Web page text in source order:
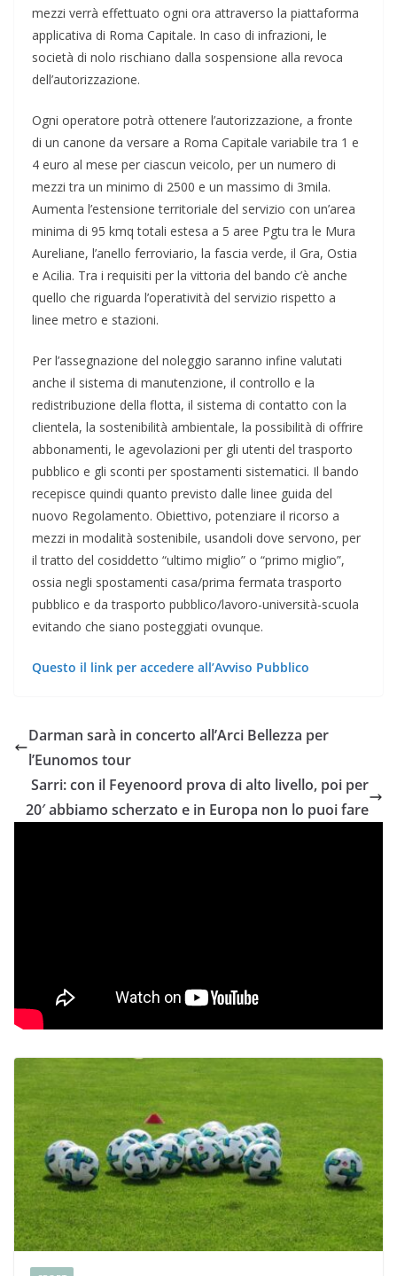
mezzi verrà effettuato ogni ora attraverso la piattaforma
applicativa di Roma Capitale. In caso di infrazioni, le
società di nolo rischiano dalla sospensione alla revoca
dell’autorizzazione.
Ogni operatore potrà ottenere l’autorizzazione, a fronte
di un canone da versare a Roma Capitale variabile tra 1 e
4 euro al mese per ciascun veicolo, per un numero di
mezzi tra un minimo di 2500 e un massimo di 3mila.
Aumenta l’estensione territoriale del servizio con un’area
minima di 95 kmq totali estesa a 5 aree Pgtu tra le Mura
Aureliane, l’anello ferroviario, la fascia verde, il Gra, Ostia
e Acilia. Tra i requisiti per la vittoria del bando c’è anche
quello che riguarda l’operatività del servizio rispetto a
linee metro e stazioni.
Per l’assegnazione del noleggio saranno infine valutati
anche il sistema di manutenzione, il controllo e la
redistribuzione della flotta, il sistema di contatto con la
clientela, la sostenibilità ambientale, la possibilità di offrire
abbonamenti, le agevolazioni per gli utenti del trasporto
pubblico e gli sconti per spostamenti sistematici. Il bando
recepisce quindi quanto previsto dalle linee guida del
nuovo Regolamento. Obiettivo, potenziare il ricorso a
mezzi in modalità sostenibile, usandoli dove servono, per
il tratto del cosiddetto “ultimo miglio” o “primo miglio”,
ossia negli spostamenti casa/prima fermata trasporto
pubblico e da trasporto pubblico/lavoro-università-scuola
evitando che siano posteggiati ovunque.
Questo il link per accedere all’Avviso Pubblico
Darman sarà in concerto all’Arci Bellezza per
l’Eunomos tour
Sarri: con il Feyenoord prova di alto livello, poi per
20′ abbiamo scherzato e in Europa non lo puoi fare